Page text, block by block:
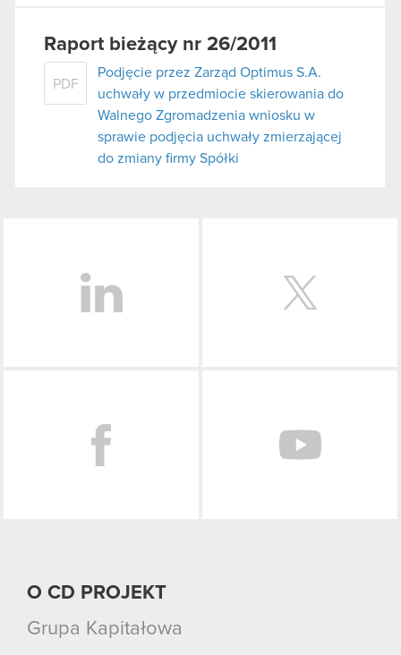
Raport bieżący nr 26/2011
PDF
Podjęcie przez Zarząd Optimus S.A.
uchwały w przedmiocie skierowania do
Walnego Zgromadzenia wniosku w
sprawie podjęcia uchwały zmierzającej
do zmiany firmy Spółki
O CD PROJEKT
Grupa Kapitałowa